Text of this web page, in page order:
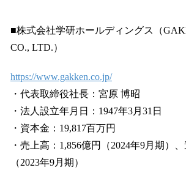
■株式会社学研ホールディングス（
CO., LTD.）
https://www.gakken.co.jp/
・代表取締役社長：宮原 博昭
・法人設立年月日：1947年3月31日
・資本金：19,817百万円
・売上高：1,856億円（2024年9月期）
（2023年9月期）